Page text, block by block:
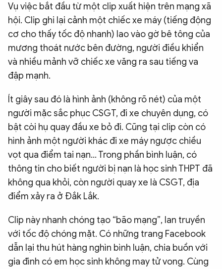
Vụ việc bắt đầu từ một clip xuất hiện trên mạng xã
hội. Clip ghi lại cảnh một chiếc xe máy (tiếng động
cơ cho thấy tốc độ nhanh) lao vào gờ bê tông của
mương thoát nước bên đường, người điều khiển
và nhiều mảnh vỡ chiếc xe văng ra sau tiếng va
đập mạnh.
Ít giây sau đó là hình ảnh (không rõ nét) của một
người mặc sắc phục CSGT, đi xe chuyên dụng, có
bật còi hụ quay đầu xe bỏ đi. Cũng tại clip còn có
hình ảnh một người khác đi xe máy ngược chiều
vọt qua điểm tai nạn… Trong phần bình luận, có
thông tin cho biết người bị nạn là học sinh THPT đã
không qua khỏi, còn người quay xe là CSGT, địa
điểm xảy ra ở Đắk Lắk.
Clip này nhanh chóng tạo “bão mạng”, lan truyền
với tốc độ chóng mặt. Có những trang Facebook
dẫn lại thu hút hàng nghìn bình luận, chia buồn với
gia đình có em học sinh không may tử vong. Cùng